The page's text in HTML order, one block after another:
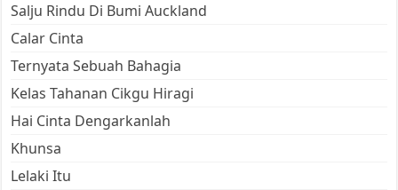
Salju Rindu Di Bumi Auckland
Calar Cinta
Ternyata Sebuah Bahagia
Kelas Tahanan Cikgu Hiragi
Hai Cinta Dengarkanlah
Khunsa
Lelaki Itu